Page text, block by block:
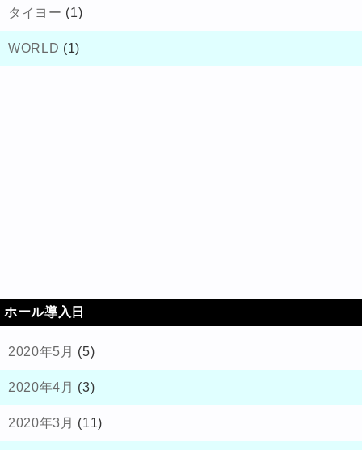
タイヨー (1)
WORLD (1)
ホール導入日
2020年5月 (5)
2020年4月 (3)
2020年3月 (11)